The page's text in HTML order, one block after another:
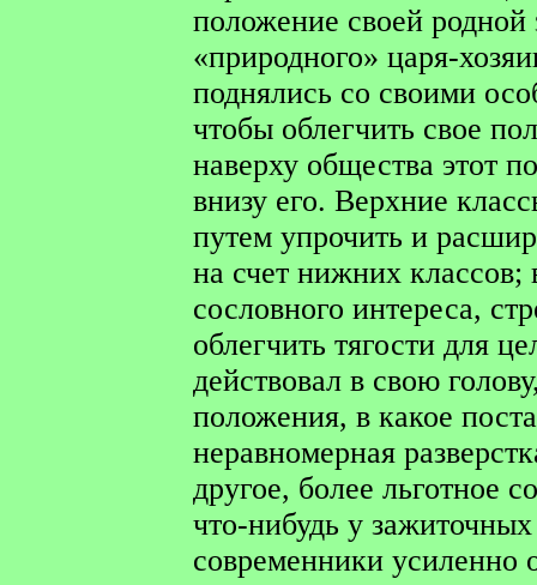
положение своей родной
«природного» царя-
поднялись со своими
чтобы облегчить свое
наверху общества этот
внизу его. Верхние
путем упрочить и
на счет нижних классов;
сословного интереса,
облегчить тягости для
действовал в свою
положения, в какое
неравномерная
другое, более льготное
что-нибудь у
современники усиленно